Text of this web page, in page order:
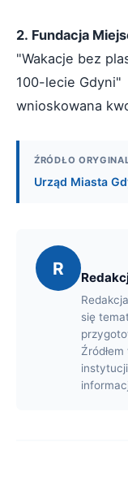
2. Fundacja
"Wakacje bez
100-lecie Gdyni"
wnioskowana
ŹRÓDŁO
Urząd Miasta
R
się